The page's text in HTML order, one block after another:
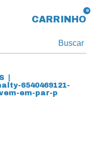
CARRINHO
0
Buscar
6540469121-
em-par-p